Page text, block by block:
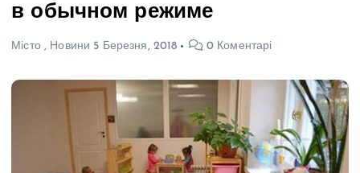
в обычном режиме
Місто, Новини 5 Березня, 2018 0 Коментарі